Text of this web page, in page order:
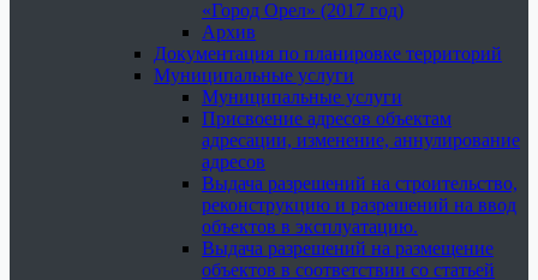
«Город Орел» (2017 год)
Архив
Документация по планировке территорий
Муниципальные услуги
Муниципальные услуги
Присвоение адресов объектам
адресации, изменение, аннулирование
адресов
Выдача разрешений на строительство,
реконструкцию и разрешений на ввод
объектов в эксплуатацию.
Выдача разрешений на размещение
объектов в соответствии со статьей